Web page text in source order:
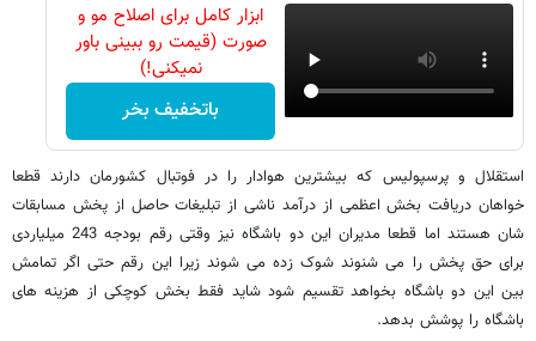
ابزار کامل برای اصلاح مو و
صورت (قیمت رو ببینی باور
نمیکنی!)
باتخفیف بخر
استقلال و پرسپولیس که بیشترین هوادار را در فوتبال کشورمان دارند قطعا
خواهان دریافت بخش اعظمی از درآمد ناشی از تبلیغات حاصل از پخش مسابقات
شان هستند اما قطعا مدیران این دو باشگاه نیز وقتی رقم بودجه 243 میلیاردی
برای حق پخش را می شنوند شوک زده می شوند زیرا این رقم حتی اگر تمامش
بین این دو باشگاه بخواهد تقسیم شود شاید فقط بخش کوچکی از هزینه های
باشگاه را پوشش بدهد.